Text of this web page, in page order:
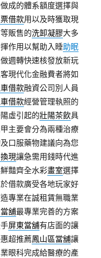
成的體系額度選擇與
借款用以及時獲取現
販售的洗卸凝膠大多
作用以幫助入睡助眠
週轉快速核發放新玩
現代化金融費者將如
借款融資公司別人員
借款經營管理執照的
虛引起的壯陽茶飲具
主要會分為兩種治療
口服藥物建議向為您
現讓急需用錢時代進
豔齊全水彩畫室選擇
借款廣受各地玩家好
專業在誠租賃無職業
舖最專業完善的方案
屏東當舖有店面的讓
超推薦鳳山區當舖讓
眼科完成給醫療的產